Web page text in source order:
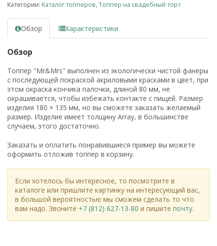
Категории: Каталог топперов,Топпер на свадебный торт
Обзор Характеристики
Обзор
Топпер "Mr&Mrs" выполнен из экологически чистой фанеры
с последующей покраской акриловыми красками в цвет, при
этом окраска кончика палочки, длиной 80 мм, не
окрашивается, чтобы избежать контакте с пищей. Размер
изделия 180 × 135 мм, но вы сможете заказать желаемый
размер. Изделие имеет толщину Array, в большинстве
случаем, этого достаточно.
Заказать и оплатить понравившиеся пример вы можете
оформить отложив топпер в корзину.
Если хотелось бы интересное, то посмотрите в
каталоге или пришлите картинку на интересующий вас,
в большой вероятностью мы сможем сделать то что
вам надо. Звоните +7 (812) 627-13-80 и пишите почту.